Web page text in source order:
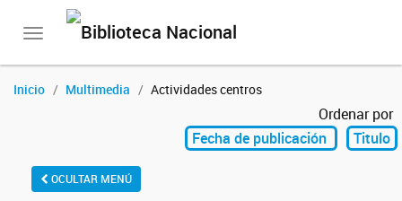
Toggle
Inicio Multimedia Actividades centros
Ordenar por
Fecha de publicación
Titulo
OCULTAR MENÚ